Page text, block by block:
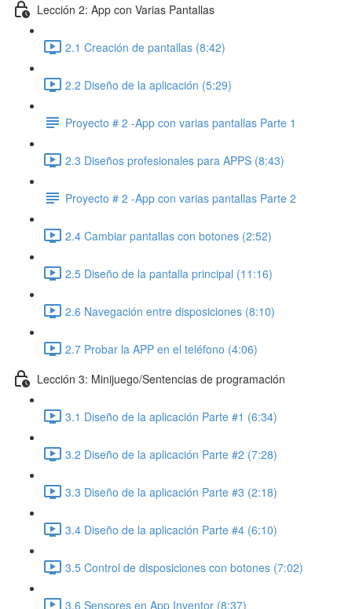
Lección 2: App con Varias Pantallas
2.1 Creación de pantallas (8:42)
2.2 Diseño de la aplicación (5:29)
Proyecto # 2 -App con varias pantallas Parte 1
2.3 Diseños profesionales para APPS (8:43)
Proyecto # 2 -App con varias pantallas Parte 2
2.4 Cambiar pantallas con botones (2:52)
2.5 Diseño de la pantalla principal (11:16)
2.6 Navegación entre disposiciones (8:10)
2.7 Probar la APP en el teléfono (4:06)
Lección 3: Minijuego/Sentencias de programación
3.1 Diseño de la aplicación Parte #1 (6:34)
3.2 Diseño de la aplicación Parte #2 (7:28)
3.3 Diseño de la aplicación Parte #3 (2:18)
3.4 Diseño de la aplicación Parte #4 (6:10)
3.5 Control de disposiciones con botones (7:02)
3.6 Sensores en App Inventor (8:37)